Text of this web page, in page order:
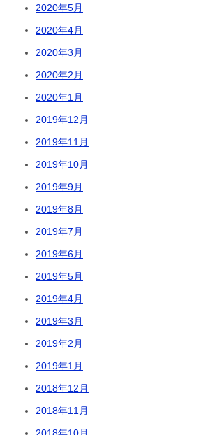
2020年5月
2020年4月
2020年3月
2020年2月
2020年1月
2019年12月
2019年11月
2019年10月
2019年9月
2019年8月
2019年7月
2019年6月
2019年5月
2019年4月
2019年3月
2019年2月
2019年1月
2018年12月
2018年11月